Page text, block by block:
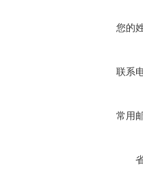
您的
联系
常用